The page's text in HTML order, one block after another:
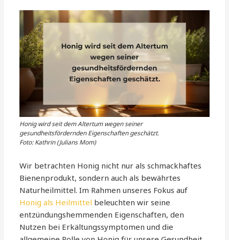
Honig wird seit dem Altertum wegen seiner
gesundheitsfördernden Eigenschaften geschätzt.
Foto: Kathrin (Julians Mom)
Wir betrachten Honig nicht nur als schmackhaftes
Bienenprodukt, sondern auch als bewährtes
Naturheilmittel. Im Rahmen unseres Fokus auf
Honig als Heilmittel beleuchten wir seine
entzündungshemmenden Eigenschaften, den
Nutzen bei Erkältungssymptomen und die